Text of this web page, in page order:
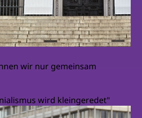
wir nur gemeinsam
wird kleingeredet"